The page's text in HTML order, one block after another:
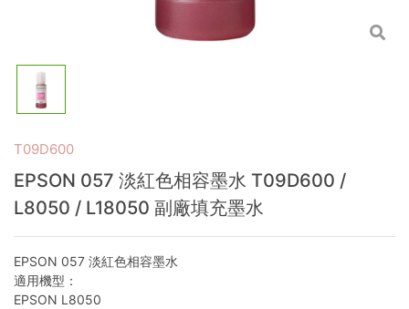
T09D600
EPSON 057 淡紅色相容墨水 T09D600 /
L8050 / L18050 副廠填充墨水
EPSON 057 淡紅色相容墨水
適用機型：
EPSON L8050